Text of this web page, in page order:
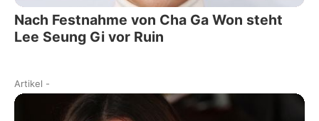
Nach Festnahme von Cha Ga Won steht
Lee Seung Gi vor Ruin
Artikel -